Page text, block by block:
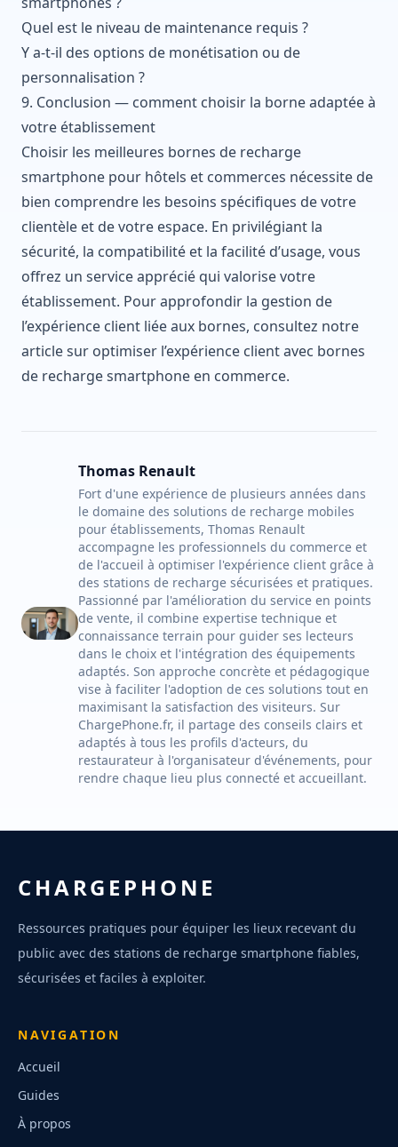
Quel est le niveau de maintenance requis ?
Y a-t-il des options de monétisation ou de
personnalisation ?
9. Conclusion — comment choisir la borne adaptée à
votre établissement
Choisir les meilleures bornes de recharge
smartphone pour hôtels et commerces nécessite de
bien comprendre les besoins spécifiques de votre
clientèle et de votre espace. En privilégiant la
sécurité, la compatibilité et la facilité d’usage, vous
offrez un service apprécié qui valorise votre
établissement. Pour approfondir la gestion de
l’expérience client liée aux bornes, consultez notre
article sur optimiser l’expérience client avec bornes
de recharge smartphone en commerce.
Thomas Renault
Fort d'une expérience de plusieurs années dans
le domaine des solutions de recharge mobiles
pour établissements, Thomas Renault
accompagne les professionnels du commerce et
de l'accueil à optimiser l'expérience client grâce à
des stations de recharge sécurisées et pratiques.
Passionné par l'amélioration du service en points
de vente, il combine expertise technique et
connaissance terrain pour guider ses lecteurs
dans le choix et l'intégration des équipements
adaptés. Son approche concrète et pédagogique
vise à faciliter l'adoption de ces solutions tout en
maximisant la satisfaction des visiteurs. Sur
ChargePhone.fr, il partage des conseils clairs et
adaptés à tous les profils d'acteurs, du
restaurateur à l'organisateur d'événements, pour
rendre chaque lieu plus connecté et accueillant.
CHARGEPHONE
Ressources pratiques pour équiper les lieux recevant du
public avec des stations de recharge smartphone fiables,
sécurisées et faciles à exploiter.
NAVIGATION
Accueil
Guides
À propos